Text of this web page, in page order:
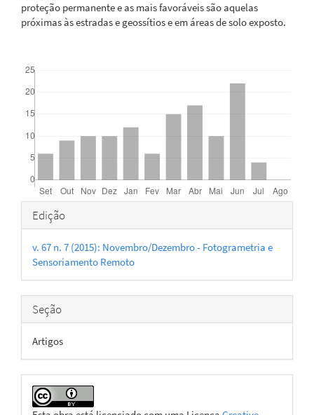
proteção permanente e as mais favoráveis são aquelas
próximas às estradas e geossítios e em áreas de solo exposto.
Detalhes
do
artigo
Edição
v. 67 n. 7 (2015): Novembro/Dezembro - Fotogrametria e
Sensoriamento Remoto
Seção
Artigos